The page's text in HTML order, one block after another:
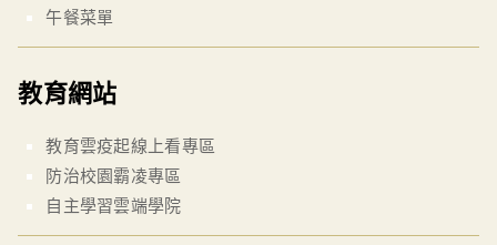
午餐菜單
教育網站
教育雲疫起線上看專區
防治校園霸凌專區
自主學習雲端學院